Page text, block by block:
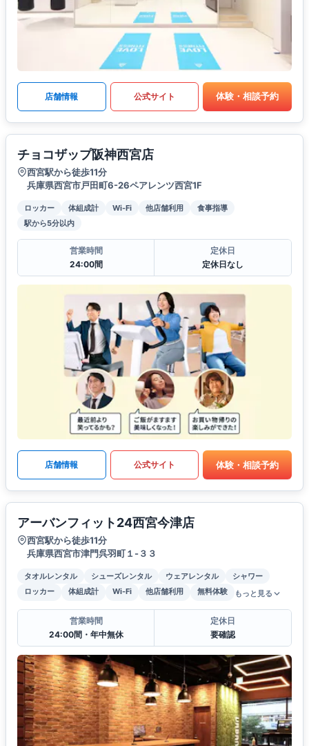
店舗情報 公式サイト 体験・相談予約
チョコザップ阪神西宮店
西宮駅から徒歩11分
兵庫県西宮市戸田町6-26ペアレンツ西宮1F
ロッカー 体組成計 Wi-Fi 他店舗利用
食事指導
駅から5分以内
営業時間
24:00間
定休日
定休日なし
店舗情報 公式サイト 体験・相談予約
アーバンフィット24西宮今津店
西宮駅から徒歩11分
兵庫県西宮市津門呉羽町１-３３
タオルレンタル シューズレンタル ウェアレンタル
シャワー
ロッカー
体組成計 Wi-Fi 他店舗利用 無料体験 もっと見る
営業時間
24:00間・年中無休
定休日
要確認